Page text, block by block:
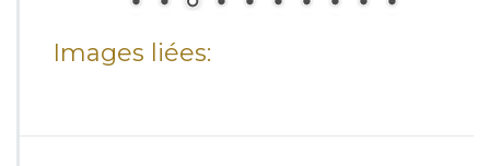
Images liées: